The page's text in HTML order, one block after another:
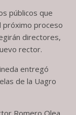
públicos que
próximo proceso
directores,
rector.
entregó
de la Uagro
Romero Olea